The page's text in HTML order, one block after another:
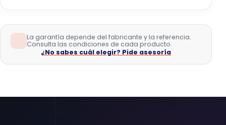
La garantía depende del fabricante y la referencia.
Consulta las condiciones de cada producto.
¿No sabes cuál elegir? Pide asesoría